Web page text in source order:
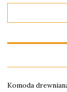
Komoda